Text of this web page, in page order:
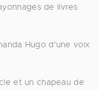
de livres
Hugo d'une voix
et un chapeau de